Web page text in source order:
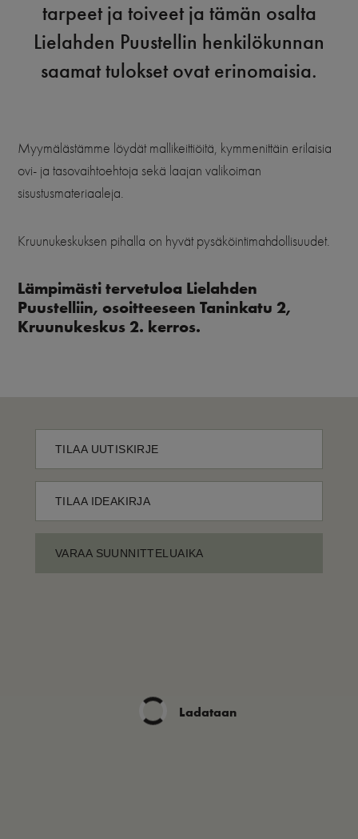
tarpeet ja toiveet ja tämän osalta
Lielahden Puustellin henkilökunnan
saamat tulokset ovat erinomaisia.
Myymälästämme löydät mallikeittiöitä, kymmenittäin erilaisia
ovi- ja tasovaihtoehtoja sekä laajan valikoiman
sisustusmateriaaleja.
Kruunukeskuksen pihalla on hyvät pysäköintimahdollisuudet.
Lämpimästi tervetuloa Lielahden
Puustelliin, osoitteeseen Taninkatu 2,
Kruunukeskus 2. kerros.
TILAA UUTISKIRJE
TILAA IDEAKIRJA
VARAA SUUNNITTELUAIKA
Ladataan